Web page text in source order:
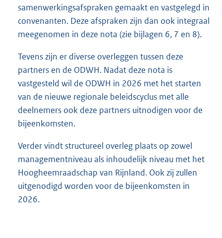
samenwerkingsafspraken gemaakt en vastgelegd in
convenanten. Deze afspraken zijn dan ook integraal
meegenomen in deze nota (zie bijlagen 6, 7 en 8).
Tevens zijn er diverse overleggen tussen deze
partners en de ODWH. Nadat deze nota is
vastgesteld wil de ODWH in 2026 met het starten
van de nieuwe regionale beleidscyclus met alle
deelnemers ook deze partners uitnodigen voor de
bijeenkomsten.
Verder vindt structureel overleg plaats op zowel
managementniveau als inhoudelijk niveau met het
Hoogheemraadschap van Rijnland. Ook zij zullen
uitgenodigd worden voor de bijeenkomsten in
2026.